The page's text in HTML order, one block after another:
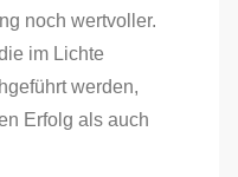
noch wertvoller.
im Lichte
werden,
Erfolg als auch